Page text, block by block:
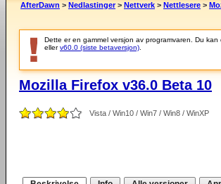
AfterDawn > Nedlastinger > Nettverk > Nettlesere >
Dette er en gammel versjon av programvaren. Du kan
ellerv60.0 (siste betaversjon)
Mozilla Firefox v36.0 Beta 10
Vista / Win10 / Win7 / Win8 / WinXP